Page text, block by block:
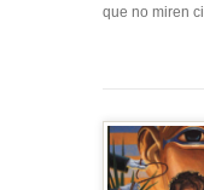
que no miren